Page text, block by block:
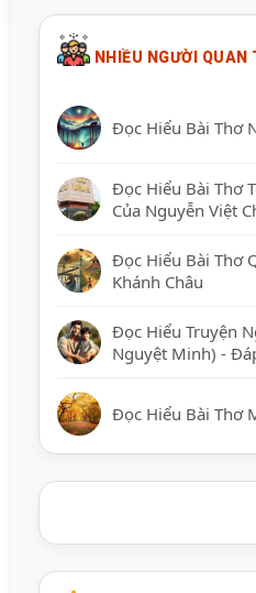
NHIỀU NGƯỜI QUAN
Đọc Hiểu Bài Thơ
Đọc Hiểu Bài Thơ
Của Nguyễn Việt
Đọc Hiểu Bài Thơ
Khánh Châu
Đọc Hiểu Truyện
Nguyệt Minh) -
Đọc Hiểu Bài Thơ